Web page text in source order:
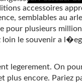
accessoires
semblables au
pour plusieurs
loin le souvenir a
legerement. On
encore. Pariez